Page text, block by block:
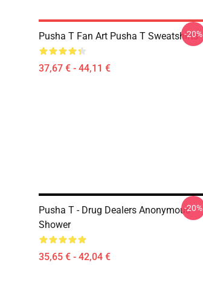
Pusha T Fan Art Pusha T Sweatshirts
37,67 € - 44,11 €
-20%
Pusha T - Drug Dealers Anonymous
Shower
35,65 € - 42,04 €
-20%